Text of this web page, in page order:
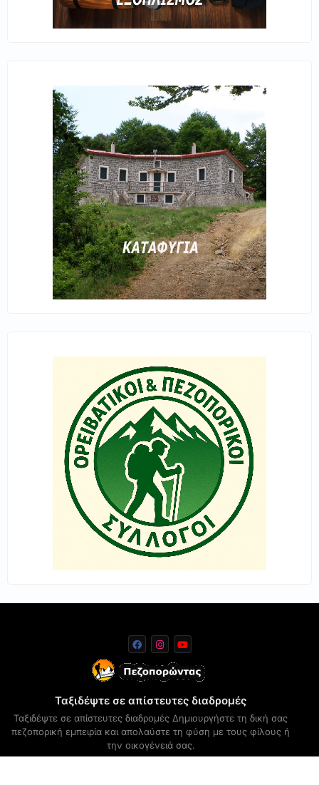
Ταξιδέψτε σε απίστευτες διαδρομές
Ταξιδέψτε σε απίστευτες διαδρομές Δημιουργήστε τη δική σας
πεζοπορική εμπειρία και απολαύστε τη φύση με τους φίλους ή
την οικογένειά σας.